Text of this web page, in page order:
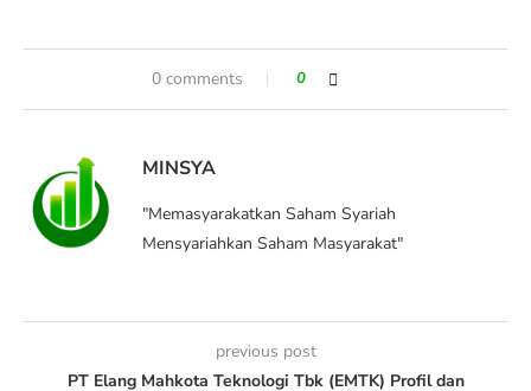
0 comments 0
MINSYA
"Memasyarakatkan Saham Syariah
Mensyariahkan Saham Masyarakat"
previous post
PT Elang Mahkota Teknologi Tbk (EMTK) Profil dan